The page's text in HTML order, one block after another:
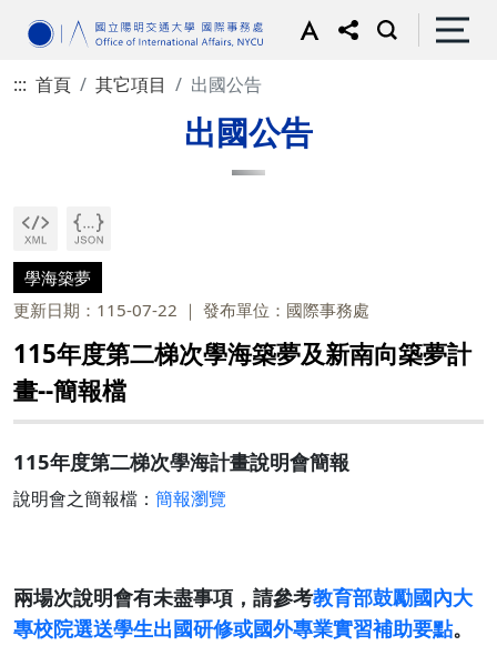
::: 首頁 其它項目 出國公告
出國公告
學海築夢
更新日期：115-07-22
發布單位：國際事務處
115年度第二梯次學海築夢及新南向築夢計
畫--簡報檔
115年度第二梯次學海計畫說明會簡報
說明會之簡報檔： 簡報瀏覽
兩場次說明會有未盡事項，請參考教育部鼓勵國內大
專校院選送學生出國研修或國外專業實習補助要點。